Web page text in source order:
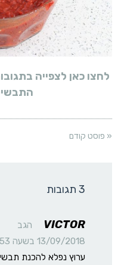
לחצו כאן לצפייה
« פוסט קודם
3 תגובות
VICTOR
הגב
13/09/2018 בשעה 18:53
ערוץ נפלא להכנת